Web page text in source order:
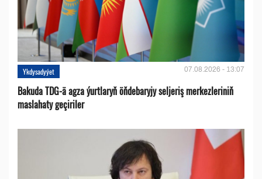
Ykdysadyýet 07.08.2026 - 13:07
Bakuda TDG-ä agza ýurtlaryň öňdebaryjy seljeriş merkezleriniň
maslahaty geçiriler